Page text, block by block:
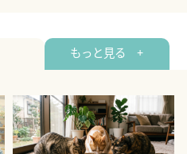
もっと見る +